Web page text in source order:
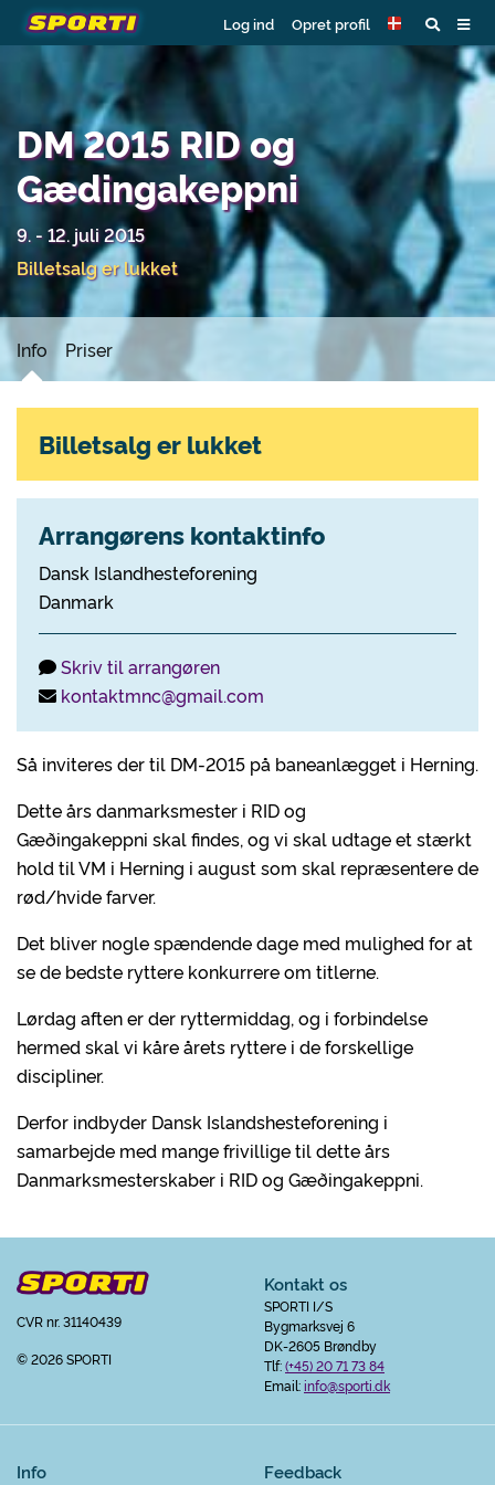
Log ind Opret profil
DM 2015 RID og
Gædingakeppni
9. - 12. juli 2015
Billetsalg er lukket
Info Priser
Så inviteres der til DM-2015 på baneanlægget i Herning.
Dette års danmarksmester i RID og
Gæðingakeppni skal findes, og vi skal udtage et stærkt
hold til VM i Herning i august som skal repræsentere de
rød/hvide farver.
Det bliver nogle spændende dage med mulighed for at
se de bedste ryttere konkurrere om titlerne.
Lørdag aften er der ryttermiddag, og i forbindelse
hermed skal vi kåre årets ryttere i de forskellige
discipliner.
Derfor indbyder Dansk Islandshesteforening i
samarbejde med mange frivillige til dette års
Danmarksmesterskaber i RID og Gæðingakeppni.
Billetsalg er lukket
Arrangørens kontaktinfo
Dansk Islandhesteforening
Danmark
Skriv til arrangøren
kontaktmnc@gmail.com
CVR nr. 31140439
© 2026 SPORTI
Kontakt os
SPORTI I/S
Bygmarksvej 6
DK-2605 Brøndby
Tlf:(+45) 20 71 73 84
Email:info@sporti.dk
Info Feedback